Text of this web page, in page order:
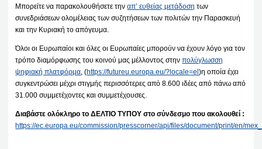
Μπορείτε να παρακολουθήσετε τηναπ’ ευθείας μετάδοση των
συνεδριάσεων ολομέλειας των συζητήσεων των πολιτών την Παρασκευή
και την Κυριακή το απόγευμα.
Όλοι οι Ευρωπαίοι και όλες οι Ευρωπαίες μπορούν να έχουν λόγο για τον
τρόπο διαμόρφωσης του κοινού μας μέλλοντος στηνπολύγλωσση
ψηφιακή πλατφόρμα, (https://futureu.europa.eu/?locale=el)η οποία έχει
συγκεντρώσει μέχρι στιγμής περισσότερες από 8.600 ιδέες από πάνω από
31.000 συμμετέχοντες και συμμετέχουσες.
Διαβάστε ολόκληρο το ΔΕΛΤΙΟ ΤΥΠΟΥ στο σύνδεσμο που ακολουθεί :
https://ec.europa.eu/commission/presscorner/api/files/document/print/en/